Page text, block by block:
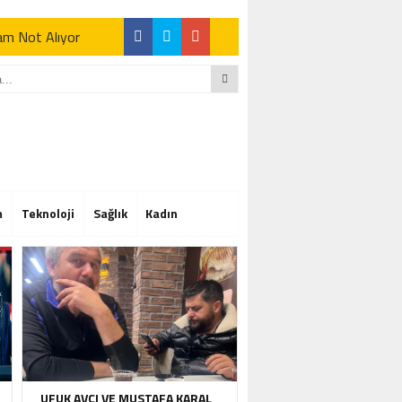
Not Alıyor
Not Alıyor
Teknoloji Sağlık Kadın
UFUK AVCI VE MUSTAFA KARAL